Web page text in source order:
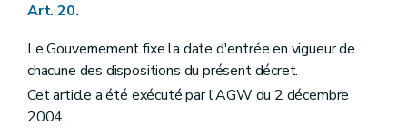
Art. 20.
Le Gouvernement fixe la date d'entrée en vigueur de
chacune des dispositions du présent décret.
Cet article a été exécuté par l'AGW du 2 décembre
2004.